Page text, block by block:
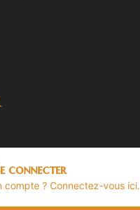
connecter
compte ? Connectez-vous ici.